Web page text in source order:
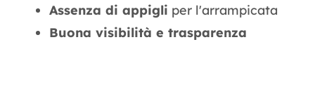
Assenza di appigli per l'arrampicata
Buona visibilità e trasparenza